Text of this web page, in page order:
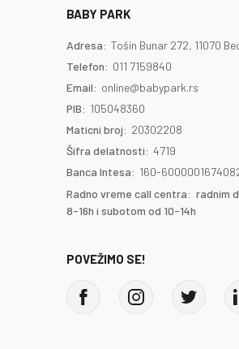
BABY PARK
Adresa: Tošin Bunar 272, 11070
Telefon: 011 7159840
Email: online@babypark.rs
PIB: 105048360
Maticni broj: 20302208
Šifra delatnosti: 4719
Banca Intesa: 160-
Radno vreme call centra: radnim
8-16h i subotom od 10-14h
POVEŽIMO SE!